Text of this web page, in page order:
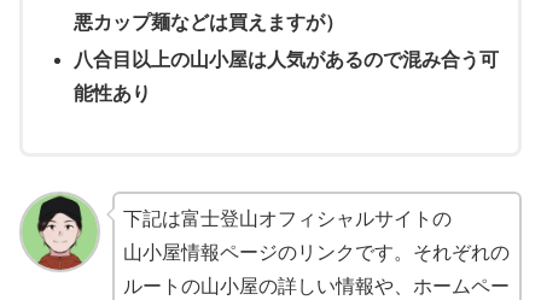
悪カップ麺などは買えますが）
八合目以上の山小屋は人気があるので混み合う可
能性あり
下記は富士登山オフィシャルサイトの
山小屋情報ページのリンクです。それぞれの
ルートの山小屋の詳しい情報や、ホームペー